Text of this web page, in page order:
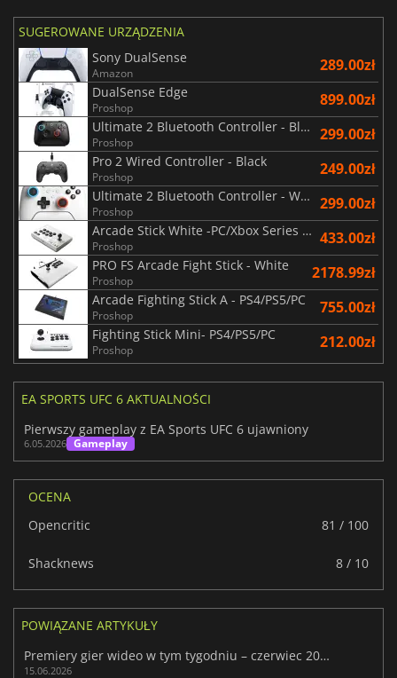
SUGEROWANE URZĄDZENIA
Sony DualSense
Amazon 289.00zł
DualSense Edge
Proshop 899.00zł
Ultimate 2 Bluetooth Controller - Black
Proshop 299.00zł
Pro 2 Wired Controller - Black
Proshop 249.00zł
Ultimate 2 Bluetooth Controller - White
Proshop 299.00zł
Arcade Stick White -PC/Xbox Series X|S/Xbox One
Proshop 433.00zł
PRO FS Arcade Fight Stick - White
Proshop 2178.99zł
Arcade Fighting Stick A - PS4/PS5/PC
Proshop 755.00zł
Fighting Stick Mini- PS4/PS5/PC
Proshop 212.00zł
EA SPORTS UFC 6 AKTUALNOŚCI
Pierwszy gameplay z EA Sports UFC 6 ujawniony
6.05.2026 Gameplay
OCENA
Opencritic
81 / 100
Shacknews 8 / 10
POWIĄZANE ARTYKUŁY
Premiery gier wideo w tym tygodniu – czerwiec 2026 r. (25. tydzień)
15.06.2026